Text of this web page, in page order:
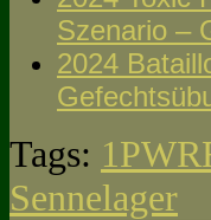
Szenario –
2024
Tags:
Sennelager